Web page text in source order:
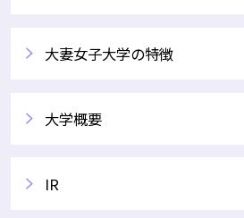
大妻女子大学の特徴
大学概要
IR